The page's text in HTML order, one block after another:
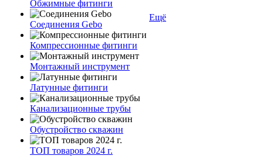
Обжимные фитинги
Соединения Gebo
Компрессионные фитинги
Монтажный инструмент
Латунные фитинги
Канализационные трубы
Обустройство скважин
ТОП товаров 2024 г.
Ещё